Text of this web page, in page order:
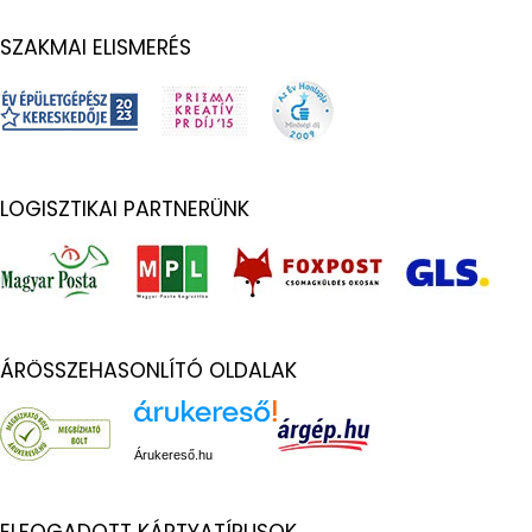
SZAKMAI ELISMERÉS
LOGISZTIKAI PARTNERÜNK
ÁRÖSSZEHASONLÍTÓ OLDALAK
Árukereső.hu